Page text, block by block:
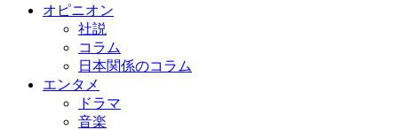
オピニオン
社説
コラム
日本関係のコラム
エンタメ
ドラマ
音楽